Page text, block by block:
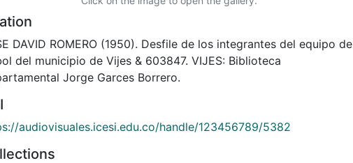
DAVID ROMERO (1950). Desfile de los integrantes del equipo de
del municipio de Vijes & 603847. VIJES: Biblioteca
Jorge Garces Borrero.
audiovisuales.icesi.edu.co/handle/123456789/5382